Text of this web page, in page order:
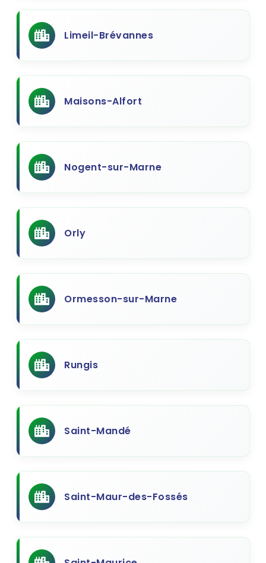
Limeil-Brévannes
Maisons-Alfort
Nogent-sur-Marne
Orly
Ormesson-sur-Marne
Rungis
Saint-Mandé
Saint-Maur-des-Fossés